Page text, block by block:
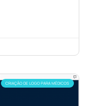
CRIAÇÃO DE LOGO PARA MÉDICOS